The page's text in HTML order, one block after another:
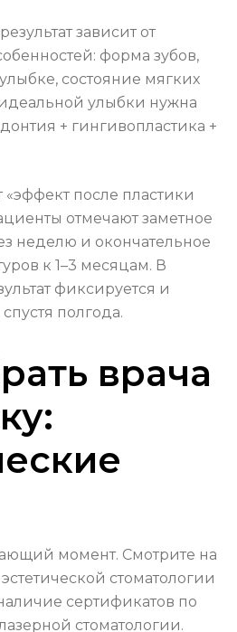
зависит от
форма зубов,
состояние мягких
улыбки нужна
+ гингивопластика +
«эффект после пластики
отмечают заметное
неделю и окончательное
к 1–3 месяцам. В
фиксируется и
полгода.
врача
момент. Смотрите на
стоматологии
сертификатов по
стоматологии.